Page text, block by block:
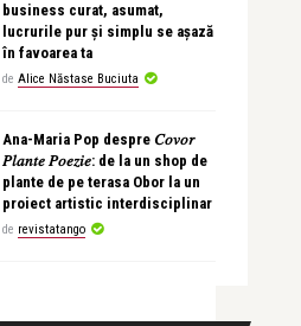
business curat, asumat,
lucrurile pur și simplu se așază
în favoarea ta
de Alice Năstase Buciuta
Ana-Maria Pop despre 𝐶𝑜𝑣𝑜𝑟
𝑃𝑙𝑎𝑛𝑡𝑒 𝑃𝑜𝑒𝑧𝑖𝑒: de la un shop de
plante de pe terasa Obor la un
proiect artistic interdisciplinar
de revistatango